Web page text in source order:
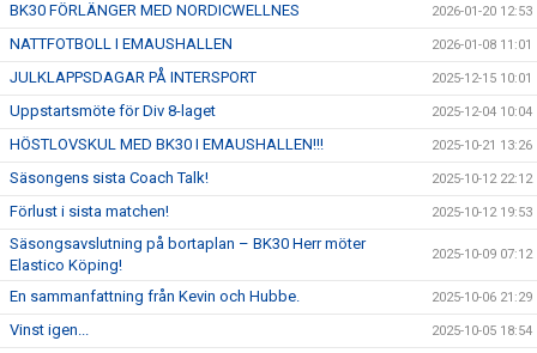
BK30 FÖRLÄNGER MED NORDICWELLNES 2026-01-20 12:53
NATTFOTBOLL I EMAUSHALLEN 2026-01-08 11:01
JULKLAPPSDAGAR PÅ INTERSPORT 2025-12-15 10:01
Uppstartsmöte för Div 8-laget 2025-12-04 10:04
HÖSTLOVSKUL MED BK30 I EMAUSHALLEN!!! 2025-10-21 13:26
Säsongens sista Coach Talk! 2025-10-12 22:12
Förlust i sista matchen! 2025-10-12 19:53
Säsongsavslutning på bortaplan – BK30 Herr möter
Elastico Köping!
2025-10-09 07:12
En sammanfattning från Kevin och Hubbe. 2025-10-06 21:29
Vinst igen... 2025-10-05 18:54